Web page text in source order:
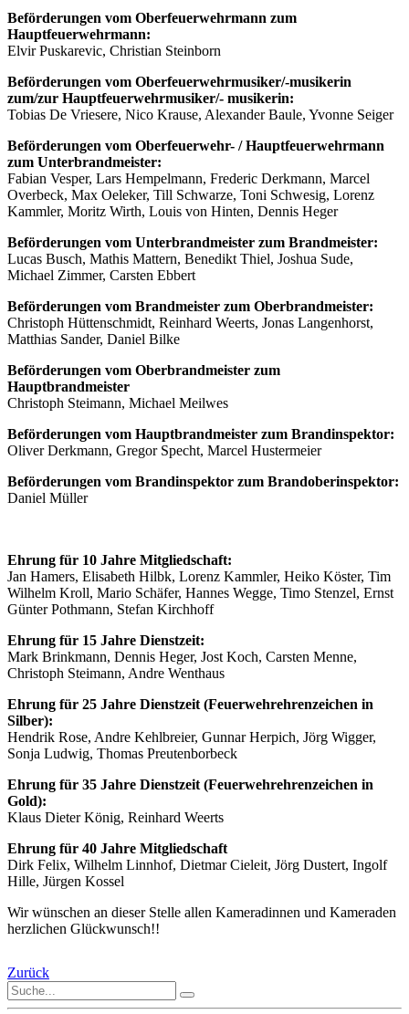
Beförderungen vom Oberfeuerwehrmann zum
Hauptfeuerwehrmann:
Elvir Puskarevic, Christian Steinborn
Beförderungen vom Oberfeuerwehrmusiker/-musikerin
zum/zur Hauptfeuerwehrmusiker/- musikerin:
Tobias De Vriesere, Nico Krause, Alexander Baule, Yvonne Seiger
Beförderungen vom Oberfeuerwehr- / Hauptfeuerwehrmann
zum Unterbrandmeister:
Fabian Vesper, Lars Hempelmann, Frederic Derkmann, Marcel
Overbeck, Max Oeleker, Till Schwarze, Toni Schwesig, Lorenz
Kammler, Moritz Wirth, Louis von Hinten, Dennis Heger
Beförderungen vom Unterbrandmeister zum Brandmeister:
Lucas Busch, Mathis Mattern, Benedikt Thiel, Joshua Sude,
Michael Zimmer, Carsten Ebbert
Beförderungen vom Brandmeister zum Oberbrandmeister:
Christoph Hüttenschmidt, Reinhard Weerts, Jonas Langenhorst,
Matthias Sander, Daniel Bilke
Beförderungen vom Oberbrandmeister zum
Hauptbrandmeister
Christoph Steimann, Michael Meilwes
Beförderungen vom Hauptbrandmeister zum Brandinspektor:
Oliver Derkmann, Gregor Specht, Marcel Hustermeier
Beförderungen vom Brandinspektor zum Brandoberinspektor:
Daniel Müller
Ehrung für 10 Jahre Mitgliedschaft:
Jan Hamers, Elisabeth Hilbk, Lorenz Kammler, Heiko Köster, Tim
Wilhelm Kroll, Mario Schäfer, Hannes Wegge, Timo Stenzel, Ernst
Günter Pothmann, Stefan Kirchhoff
Ehrung für 15 Jahre Dienstzeit:
Mark Brinkmann, Dennis Heger, Jost Koch, Carsten Menne,
Christoph Steimann, Andre Wenthaus
Ehrung für 25 Jahre Dienstzeit (Feuerwehrehrenzeichen in
Silber):
Hendrik Rose, Andre Kehlbreier, Gunnar Herpich, Jörg Wigger,
Sonja Ludwig, Thomas Preutenborbeck
Ehrung für 35 Jahre Dienstzeit (Feuerwehrehrenzeichen in
Gold):
Klaus Dieter König, Reinhard Weerts
Ehrung für 40 Jahre Mitgliedschaft
Dirk Felix, Wilhelm Linnhof, Dietmar Cieleit, Jörg Dustert, Ingolf
Hille, Jürgen Kossel
Wir wünschen an dieser Stelle allen Kameradinnen und Kameraden
herzlichen Glückwunsch!!
Zurück